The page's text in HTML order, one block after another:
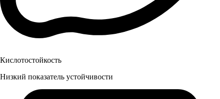
Кислотостойкость
Низкий показатель устойчивости